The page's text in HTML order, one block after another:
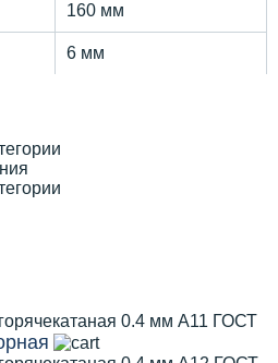
160 мм
6 мм
0.4 мм А11 ГОСТ